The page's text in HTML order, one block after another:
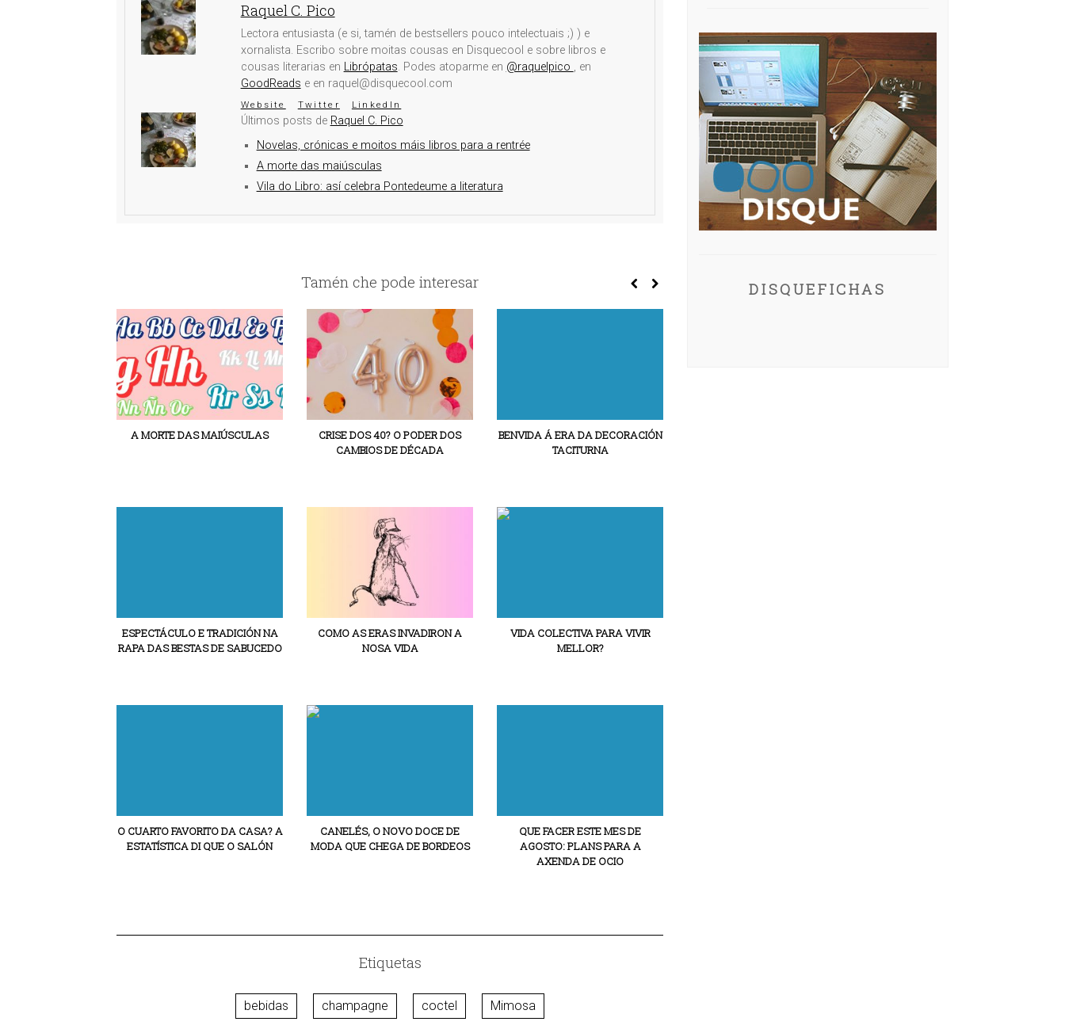
Raquel C. Pico
Lectora entusiasta (e si, tamén de bestsellers pouco intelectuais ;) ) e
xornalista. Escribo sobre moitas cousas en Disquecool e sobre libros e
cousas literarias en Librópatas. Podes atoparme en @raquelpico , en
GoodReads e en raquel@disquecool.com
Website Twitter LinkedIn
Últimos posts de Raquel C. Pico
Novelas, crónicas e moitos máis libros para a rentrée
A morte das maiúsculas
Vila do Libro: así celebra Pontedeume a literatura
Tamén che pode interesar
A MORTE DAS MAIÚSCULAS
CRISE DOS 40? O PODER DOS
CAMBIOS DE DÉCADA
BENVIDA Á ERA DA DECORACIÓN
TACITURNA
ESPECTÁCULO E TRADICIÓN NA
RAPA DAS BESTAS DE SABUCEDO
COMO AS ERAS INVADIRON A
NOSA VIDA
VIDA COLECTIVA PARA VIVIR
MELLOR?
O CUARTO FAVORITO DA CASA? A
ESTATÍSTICA DI QUE O SALÓN
CANELÉS, O NOVO DOCE DE
MODA QUE CHEGA DE BORDEOS
QUE FACER ESTE MES DE
AGOSTO: PLANS PARA A
AXENDA DE OCIO
Etiquetas
bebidas champagne coctel Mimosa
DISQUEFICHAS